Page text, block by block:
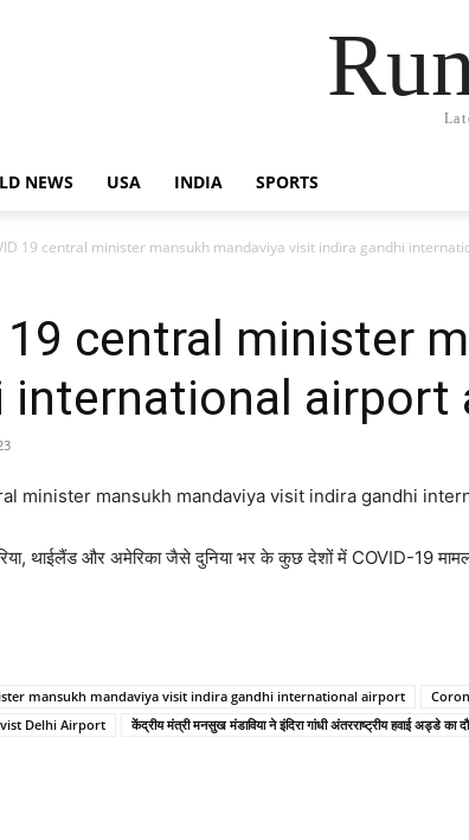
NEWS USA INDIA SPORTS
19 central minister mansukh mandaviya visit indira gandhi
19 central minister
international airport
थाईलैंड और अमेरिका जैसे दुनिया भर के कुछ देशों में COVID-19
mansukh mandaviya visit indira gandhi international airport
Delhi Airport
केंद्रीय मंत्री मनसुख मंडाविया ने इंदिरा गांधी अंतरराष्ट्रीय हवाई अड्डे का